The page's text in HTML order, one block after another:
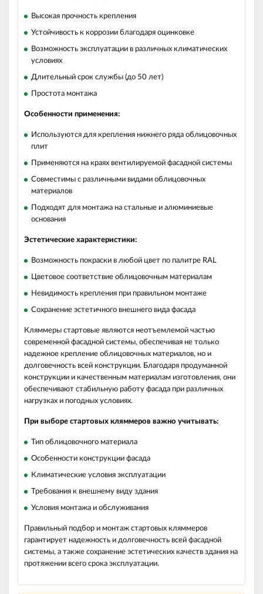
Высокая прочность крепления
Устойчивость к коррозии благодаря оцинковке
Возможность эксплуатации в различных климатических
условиях
Длительный срок службы (до 50 лет)
Простота монтажа
Особенности применения:
Используются для крепления нижнего ряда облицовочных
плит
Применяются на краях вентилируемой фасадной системы
Совместимы с различными видами облицовочных
материалов
Подходят для монтажа на стальные и алюминиевые
основания
Эстетические характеристики:
Возможность покраски в любой цвет по палитре RAL
Цветовое соответствие облицовочным материалам
Невидимость крепления при правильном монтаже
Сохранение эстетичного внешнего вида фасада
Кляммеры стартовые являются неотъемлемой частью
современной фасадной системы, обеспечивая не только
надежное крепление облицовочных материалов, но и
долговечность всей конструкции. Благодаря продуманной
конструкции и качественным материалам изготовления, они
обеспечивают стабильную работу фасада при различных
нагрузках и погодных условиях.
При выборе стартовых кляммеров важно учитывать:
Тип облицовочного материала
Особенности конструкции фасада
Климатические условия эксплуатации
Требования к внешнему виду здания
Условия монтажа и обслуживания
Правильный подбор и монтаж стартовых кляммеров
гарантирует надежность и долговечность всей фасадной
системы, а также сохранение эстетических качеств здания на
протяжении всего срока эксплуатации.